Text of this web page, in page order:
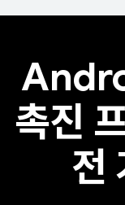
촉진
전